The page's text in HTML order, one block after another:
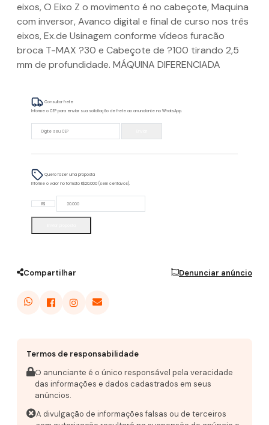
eixos, O Eixo Z o movimento é no cabeçote, Maquina
com inversor, Avanco digital e final de curso nos três
eixos, Ex.de Usinagem conforme vídeos furacão
broca T-MAX ?30 e Cabeçote de ?100 tirando 2,5
mm de profundidade. MÁQUINA DIFERENCIADA
Consultar frete
Informe o CEP para enviar sua solicitação de frete ao anunciante no WhatsApp.
Quero fazer uma proposta
Informe o valor no formato R$20.000 (sem centavos).
R$
Compartilhar Denunciar anúncio
Termos de responsabilidade
O anunciante é o único responsável pela veracidade
das informações e dados cadastrados em seus
anúncios.
A divulgação de informações falsas ou de terceiros